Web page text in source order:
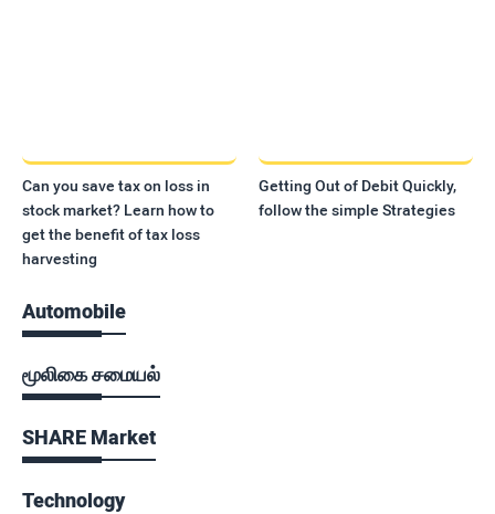
Can you save tax on loss in
stock market? Learn how to
get the benefit of tax loss
harvesting
Getting Out of Debit Quickly,
follow the simple Strategies
Automobile
மூலிகை சமையல்
SHARE Market
Technology